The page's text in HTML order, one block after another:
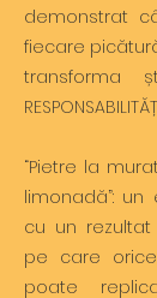
demonstrat
fiecare
transforma
“Pietre la
limonadă”:
cu un
pe care
poate